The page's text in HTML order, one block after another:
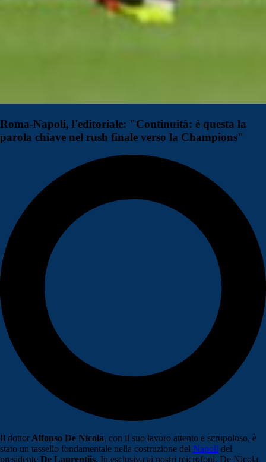
Roma-Napoli, l'editoriale: "Continuità: è questa la
parola chiave nel rush finale verso la Champions"
Il dottorAlfonso De Nicola, con il suo lavoro attento e scrupoloso, è
stato un tassello fondamentale nella costruzione del Napoli del
presidente De Laurentiis. In esclusiva ai nostri microfoni, De Nicola